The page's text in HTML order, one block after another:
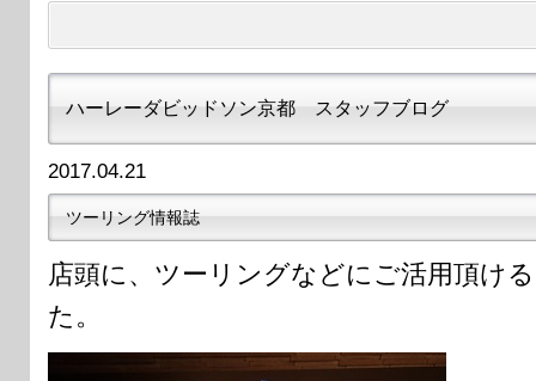
ハーレーダビッドソン京都 スタッフブログ
2017.04.21
ツーリング情報誌
店頭に、ツーリングなどにご活用頂け
た。